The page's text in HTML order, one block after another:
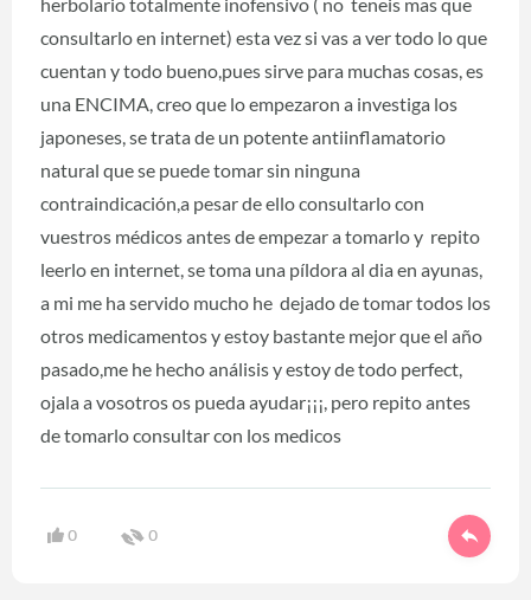
consultarlo en internet) esta vez si vas a ver todo lo que
cuentan y todo bueno,pues sirve para muchas cosas, es
una ENCIMA, creo que lo empezaron a investiga los
japoneses, se trata de un potente antiinflamatorio
natural que se puede tomar sin ninguna
contraindicación,a pesar de ello consultarlo con
vuestros médicos antes de empezar a tomarlo y repito
leerlo en internet, se toma una píldora al dia en ayunas,
a mi me ha servido mucho he dejado de tomar todos los
otros medicamentos y estoy bastante mejor que el año
pasado,me he hecho análisis y estoy de todo perfect,
ojala a vosotros os pueda ayudar¡¡¡, pero repito antes
de tomarlo consultar con los medicos
0 0